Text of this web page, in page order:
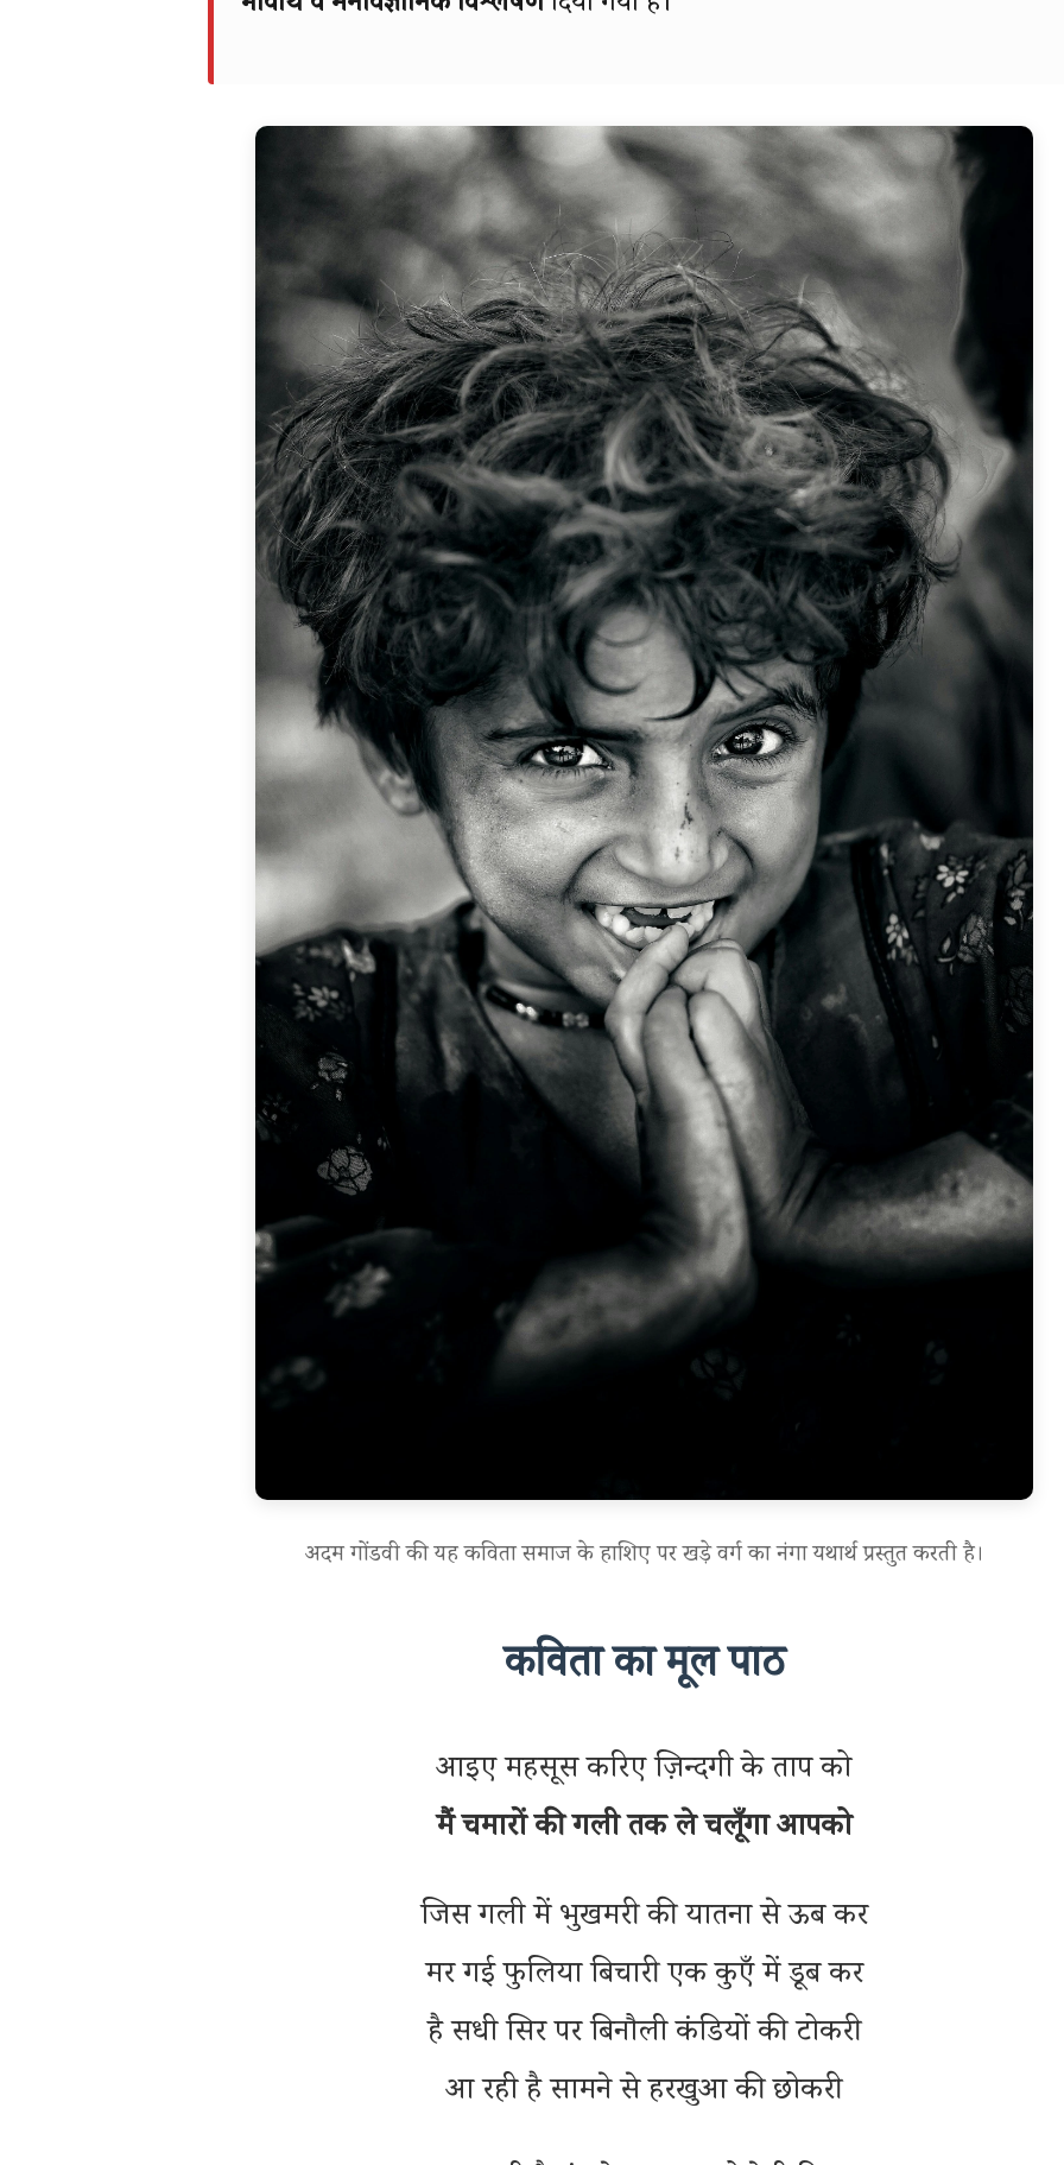
अदम गोंडवी की यह कविता समाज के हाशिए पर खड़े वर्ग का नंगा यथार्थ प्रस्तुत करती है।
कविता का मूल पाठ
आइए महसूस करिए ज़िन्दगी के ताप को
मैं चमारों की गली तक ले चलूँगा आपको
जिस गली में भुखमरी की यातना से ऊब कर
मर गई फुलिया बिचारी एक कुएँ में डूब कर
है सधी सिर पर बिनौली कंडियों की टोकरी
आ रही है सामने से हरखुआ की छोकरी